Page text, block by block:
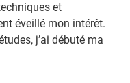
et
éveillé mon intérêt.
j’ai débuté ma